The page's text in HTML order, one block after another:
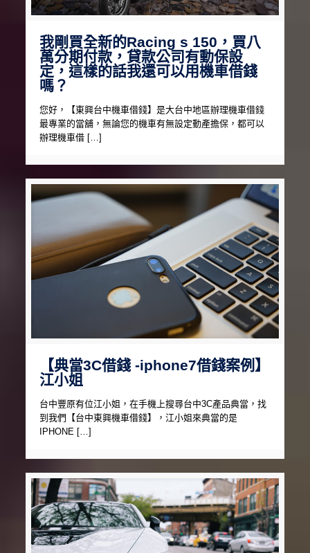
我剛買全新的Racing s 150，買八
萬分期付款，貸款公司有動保設
定，這樣的話我還可以用機車借錢
嗎？
您好，【東興台中機車借錢】是大台中地區辦理機車借錢
最專業的當舖，無論您的機車有無設定動產擔保，都可以
辦理機車借 […]
【典當3C借錢 -iphone7借錢案例】
江小姐
台中豐原有位江小姐，在手機上搜尋台中3C產品典當，找
到我們【台中東興機車借錢】，江小姐來典當的是
IPHONE […]